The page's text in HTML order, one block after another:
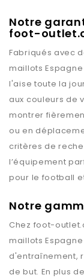
Notre
foot-
Fabriqués avec
maillotsEspagne
l'aise toute la
aux couleurs de
montrer
ou en
critères de
l’équipement
pour le football
Notre
Chez foot-
maillotsEspagne
d'entraînement,
de but. En plus